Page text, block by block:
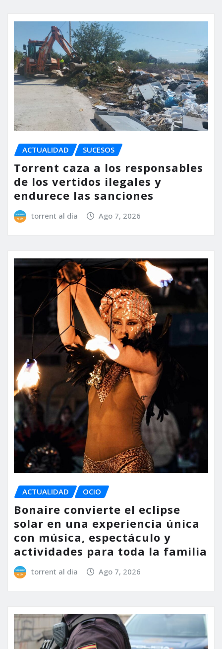
ACTUALIDAD SUCESOS
Torrent caza a los responsables
de los vertidos ilegales y
endurece las sanciones
torrent al dia Ago 7, 2026
ACTUALIDAD OCIO
Bonaire convierte el eclipse
solar en una experiencia única
con música, espectáculo y
actividades para toda la familia
torrent al dia Ago 7, 2026